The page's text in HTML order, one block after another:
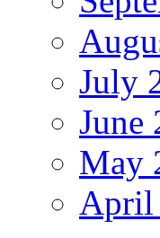
July
June
May
April